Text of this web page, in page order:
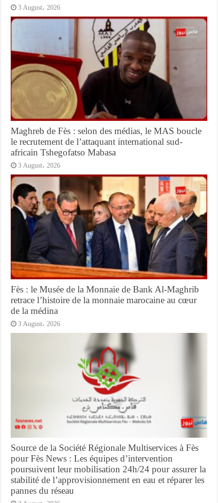
3 August، 2026
Maghreb de Fès : selon des médias, le MAS boucle
le recrutement de l’attaquant international sud-
africain Tshegofatso Mabasa
3 August، 2026
Fès : le Musée de la Monnaie de Bank Al-Maghrib
retrace l’histoire de la monnaie marocaine au cœur
de la médina
3 August، 2026
Source de la Société Régionale Multiservices à Fès
pour Fès News : Les équipes d’intervention
poursuivent leur mobilisation 24h/24 pour assurer la
stabilité de l’approvisionnement en eau et réparer les
pannes du réseau